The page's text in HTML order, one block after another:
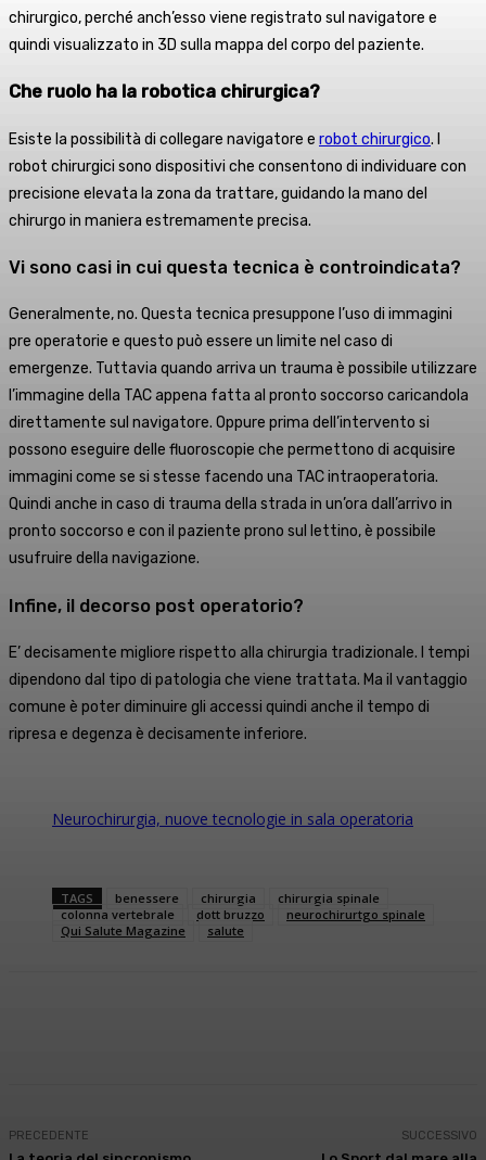
chirurgico, perché anch’esso viene registrato sul navigatore e
quindi visualizzato in 3D sulla mappa del corpo del paziente.
Che ruolo ha la robotica chirurgica?
Esiste la possibilità di collegare navigatore e robot chirurgico. I
robot chirurgici sono dispositivi che consentono di individuare con
precisione elevata la zona da trattare, guidando la mano del
chirurgo in maniera estremamente precisa.
Vi sono casi in cui questa tecnica è controindicata?
Generalmente, no. Questa tecnica presuppone l’uso di immagini
pre operatorie e questo può essere un limite nel caso di
emergenze. Tuttavia quando arriva un trauma è possibile utilizzare
l’immagine della TAC appena fatta al pronto soccorso caricandola
direttamente sul navigatore. Oppure prima dell’intervento si
possono eseguire delle fluoroscopie che permettono di acquisire
immagini come se si stesse facendo una TAC intraoperatoria.
Quindi anche in caso di trauma della strada in un’ora dall’arrivo in
pronto soccorso e con il paziente prono sul lettino, è possibile
usufruire della navigazione.
Infine, il decorso post operatorio?
E’ decisamente migliore rispetto alla chirurgia tradizionale. I tempi
dipendono dal tipo di patologia che viene trattata. Ma il vantaggio
comune è poter diminuire gli accessi quindi anche il tempo di
ripresa e degenza è decisamente inferiore.
Neurochirurgia, nuove tecnologie in sala operatoria
TAGS benessere chirurgia
chirurgia spinale
colonna vertebrale
dott bruzzo
neurochirurtgo spinale
Qui Salute Magazine
salute
PRECEDENTE SUCCESSIVO